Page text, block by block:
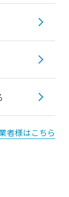
者様はこちら